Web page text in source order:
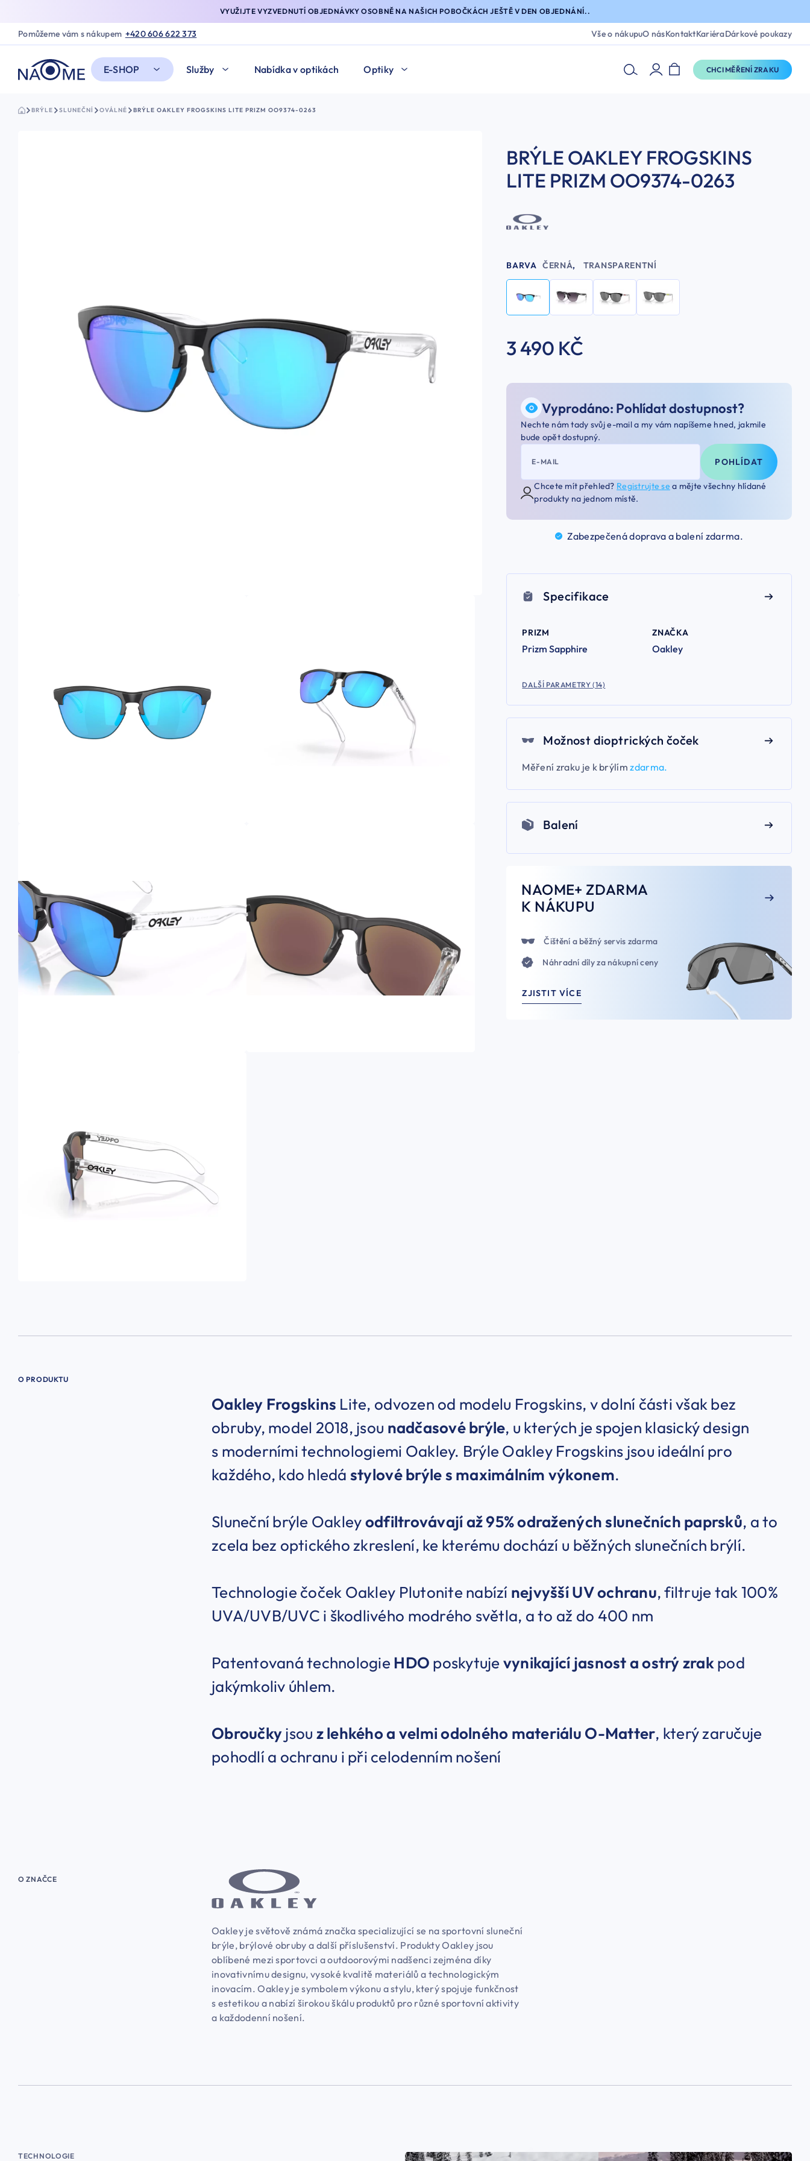
VYUŽIJTE VYZVEDNUTÍ OBJEDNÁVKY OSOBNĚ NA NAŠICH POBOČKÁCH JEŠTĚ V DEN OBJEDNÁNÍ..
Pomůžeme vám s nákupem +420 606 622 373 Vše o nákupuO násKontaktKariéraDárkové poukazy
E-SHOP Služby Nabídka v optikách Optiky CHCI MĚŘENÍ ZRAKU
BRÝLE SLUNEČNÍ OVÁLNÉ BRÝLE OAKLEY FROGSKINS LITE PRIZM OO9374-0263
BRÝLE OAKLEY FROGSKINS
LITE PRIZM OO9374-0263
BARVA ČERNÁ, TRANSPARENTNÍ
3 490 KČ
Vyprodáno: Pohlídat dostupnost?
Nechte nám tady svůj e-mail a my vám napíšeme hned, jakmile
bude opět dostupný.
E-MAIL POHLÍDAT
Chcete mít přehled? Registrujte se a mějte všechny hlídané
produkty na jednom místě.
Zabezpečená doprava a balení zdarma.
Specifikace
PRIZM
Prizm Sapphire
ZNAČKA
Oakley
DALŠÍ PARAMETRY (14)
Možnost dioptrických čoček
Měření zraku je k brýlímzdarma.
Balení
NAOME+ ZDARMA
K NÁKUPU
Čištění a běžný servis zdarma
Náhradní díly za nákupní ceny
ZJISTIT VÍCE
O PRODUKTU
Oakley Frogskins Lite, odvozen od modelu Frogskins, v dolní části však bez
obruby, model 2018, jsou nadčasové brýle, u kterých je spojen klasický design
s moderními technologiemi Oakley. Brýle Oakley Frogskins jsou ideální pro
každého, kdo hledá stylové brýle s maximálním výkonem.
Sluneční brýle Oakleyodfiltrovávají až 95% odražených slunečních paprsků, a to
zcela bez optického zkreslení, ke kterému dochází u běžných slunečních brýlí.
Technologie čoček Oakley Plutonite nabízí nejvyšší UV ochranu, filtruje tak 100%
UVA/UVB/UVC i škodlivého modrého světla, a to až do 400 nm
Patentovaná technologie HDO poskytuje vynikající jasnost a ostrý zrakpod
jakýmkoliv úhlem.
Obroučkyjsou z lehkého a velmi odolného materiálu O-Matter, který zaručuje
pohodlí a ochranu i při celodenním nošení
O ZNAČCE
Oakley je světově známá značka specializující se na sportovní sluneční
brýle, brýlové obruby a další příslušenství. Produkty Oakley jsou
oblíbené mezi sportovci a outdoorovými nadšenci zejména díky
inovativnímu designu, vysoké kvalitě materiálů a technologickým
inovacím. Oakley je symbolem výkonu a stylu, který spojuje funkčnost
s estetikou a nabízí širokou škálu produktů pro různé sportovní aktivity
a každodenní nošení.
TECHNOLOGIE